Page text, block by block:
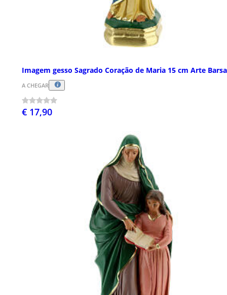
Imagem gesso Sagrado Coração de Maria 15 cm Arte
A CHEGAR
€ 17,90